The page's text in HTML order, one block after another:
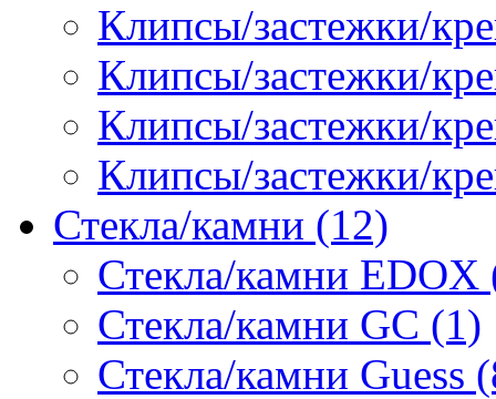
Клипсы/застежки/
Клипсы/застежки/
Клипсы/застежки/
Клипсы/застежки/
Стекла/камни (12)
Стекла/камни EDOX
Стекла/камни GC (1)
Стекла/камни Guess